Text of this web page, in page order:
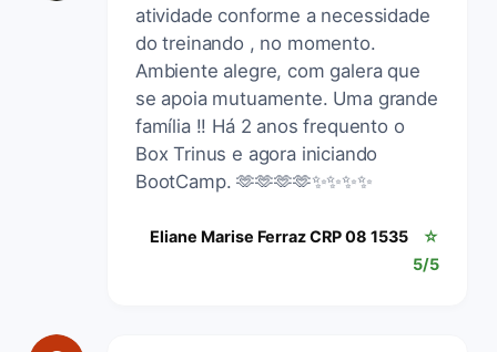
atividade conforme a necessidade
do treinando , no momento.
Ambiente alegre, com galera que
se apoia mutuamente. Uma grande
família !! Há 2 anos frequento o
Box Trinus e agora iniciando
BootCamp. 🫶🫶🫶🫶✨️✨️✨️✨️
Eliane Marise Ferraz CRP 08 1535
☆
5/5